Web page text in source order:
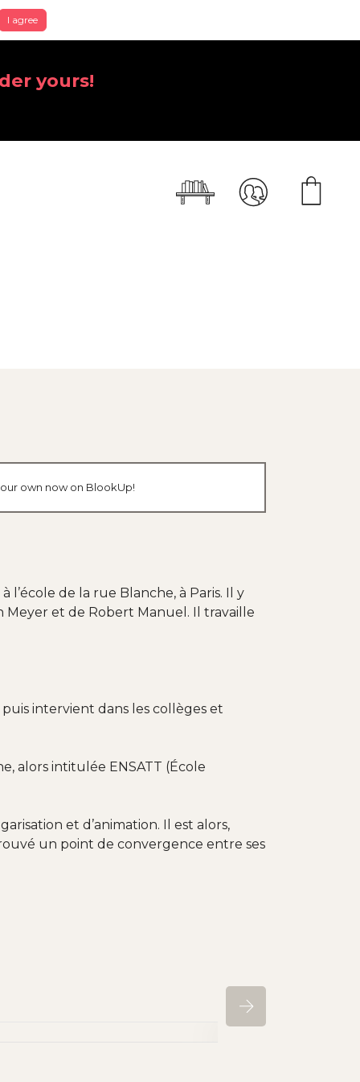
I agree
yours!
own now on BlookUp!
de la rue Blanche, à Paris. Il y
Meyer et de Robert Manuel. Il travaille
intervient dans les collèges et
alors intitulée ENSATT (École
et d’animation. Il est alors,
un point de convergence entre ses